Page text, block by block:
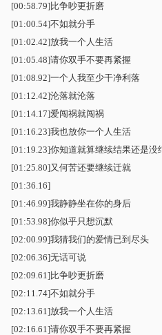
[00:58.79]比争吵更折磨
[01:00.54]不如就分手
[01:02.42]放我一个人生活
[01:05.48]请你双手不要再紧握
[01:08.92]一个人我至少干净利落
[01:12.42]沦落就沦落
[01:14.17]爱闯祸就闯祸
[01:16.23]我也放你一个人生活
[01:19.23]你知道就算继续结果还是没
[01:25.80]又何苦还要继续迁就
[01:36.16]
[01:46.99]我静静坐在你的身后
[01:53.98]你似乎只想沉默
[02:00.99]我猜我们的爱情已到尽头
[02:06.36]无话可说
[02:09.61]比争吵更折磨
[02:11.74]不如就分手
[02:13.61]放我一个人生活
[02:16.61]请你双手不要再紧握